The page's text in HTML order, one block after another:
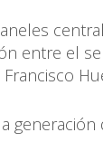
entre el
Francisco
generación